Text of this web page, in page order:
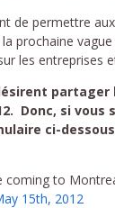
de permettre
prochaine
les entreprises
Donc, si
ci-
to